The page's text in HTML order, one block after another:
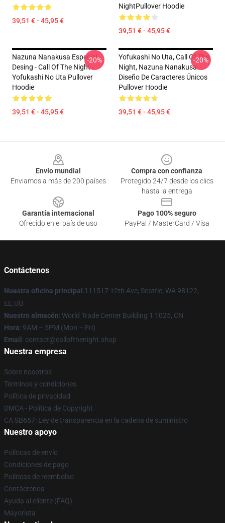
39,51 € - 45,95 €
NightPullover Hoodie
39,51 € - 45,95 €
Nazuna Nanakusa Especial
Desing - Call Of The Night -
Yofukashi No Uta Pullover
Hoodie
39,51 € - 45,95 €
-20%
Yofukashi No Uta, Call Of The
Night, Nazuna Nanakusa
Diseño De Caracteres Únicos
Pullover Hoodie
39,51 € - 45,95 €
-20%
Envío mundial
Enviamos a más de 200 países
Compra con confianza
Protegido 24/7 desde los clics
hasta la entrega
Garantía internacional
Ofrecido en el país de uso
Pago 100% seguro
PayPal / MasterCard / Visa
Contáctenos
Nuestra oficina principal :1 11517 12th Ave, Seattle, WA 98122,
EE.UU.
Nuestro almacén: World Trade Center Building 1 1025, CN
Hora: 9AM – 5PM (Mon – Fri)
Email : contact@callofthenight.shop
Nuestra empresa
Sobre nosotros
Términos y condiciones
Política de privacidad
DMCA - Política de Copyright
CA SB657: Ley de transparencia en la cadena de suministro
Nuestro apoyo
Políticas de envío
Condiciones de pago
Políticas de reembolso
Contáctenos
Ayuda al cliente (FAQ)
Mayorista